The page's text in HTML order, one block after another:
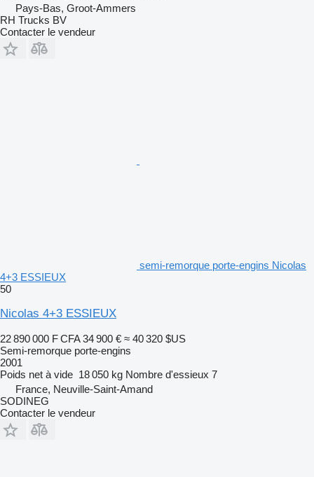
Pays-Bas, Groot-Ammers
RH Trucks BV
Contacter le vendeur
semi-remorque porte-engins Nicolas
4+3 ESSIEUX
50
Nicolas 4+3 ESSIEUX
22 890 000 F CFA 34 900 € ≈ 40 320 $US
Semi-remorque porte-engins
2001
Poids net à vide 18 050 kg Nombre d'essieux 7
France, Neuville-Saint-Amand
SODINEG
Contacter le vendeur